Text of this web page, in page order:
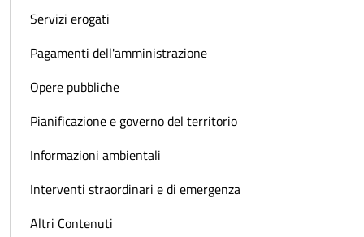
Servizi erogati
Pagamenti dell'amministrazione
Opere pubbliche
Pianificazione e governo del territorio
Informazioni ambientali
Interventi straordinari e di emergenza
Altri Contenuti